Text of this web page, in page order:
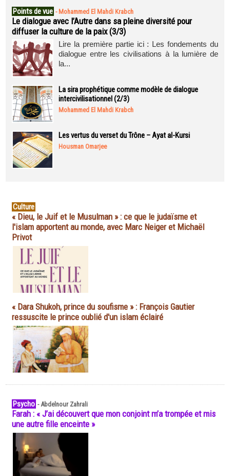
Points de vue - Mohammed El Mahdi Krabch
Le dialogue avec l’Autre dans sa pleine diversité pour
diffuser la culture de la paix (3/3)
Lire la première partie ici : Les fondements du
dialogue entre les civilisations à la lumière de
la...
La sira prophétique comme modèle de dialogue
intercivilisationnel (2/3)
Mohammed El Mahdi Krabch
Les vertus du verset du Trône – Ayat al-Kursi
Housman Omarjee
Culture
« Dieu, le Juif et le Musulman » : ce que le judaïsme et
l'islam apportent au monde, avec Marc Neiger et Michaël
Privot
« Dara Shukoh, prince du soufisme » : François Gautier
ressuscite le prince oublié d'un islam éclairé
Psycho -Abdelnour Zahrali
Farah : « J’ai découvert que mon conjoint m’a trompée et mis
une autre fille enceinte »